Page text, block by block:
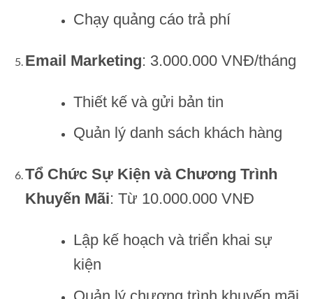
Chạy quảng cáo trả phí
Email Marketing: 3.000.000 VNĐ/tháng
Thiết kế và gửi bản tin
Quản lý danh sách khách hàng
Tổ Chức Sự Kiện và Chương Trình
Khuyến Mãi: Từ 10.000.000 VNĐ
Lập kế hoạch và triển khai sự
kiện